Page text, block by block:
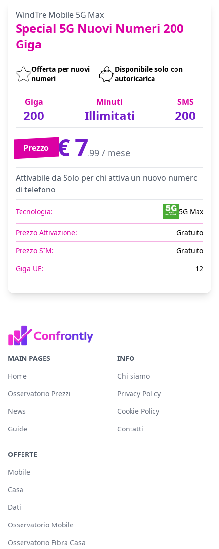
WindTre Mobile 5G Max
Special 5G Nuovi Numeri 200
Giga
Offerta per nuovi
numeri
Disponibile solo con
autoricarica
Giga
200
Minuti
Illimitati
SMS
200
Prezzo € 7,99 / mese
Attivabile da Solo per chi attiva un nuovo numero
di telefono
Tecnologia: 5G Max
Prezzo Attivazione:
Gratuito
Prezzo SIM:
Gratuito
Giga UE:
12
MAIN PAGES
Home
Osservatorio Prezzi
News
Guide
INFO
Chi siamo
Privacy Policy
Cookie Policy
Contatti
OFFERTE
Mobile
Casa
Dati
Osservatorio Mobile
Osservatorio Fibra Casa